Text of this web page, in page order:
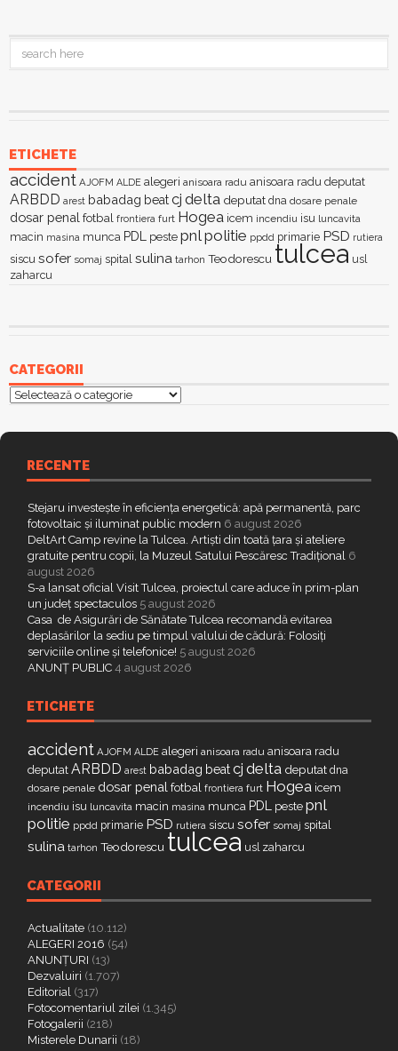
ETICHETE
accident AJOFM ALDE alegeri anisoara radu anisoara radu deputat
ARBDD arest babadag beatcj delta deputat dna dosare penale
dosar penal fotbal frontiera furt Hogea icem incendiu isu luncavita
macin masina munca PDL peste pnlpolitie ppdd primarie PSD rutiera
siscu sofer somaj spital sulina tarhon Teodorescu tulcea usl
zaharcu
CATEGORII
Categorii
RECENTE
Stejaru investește în eficiența energetică: apă permanentă, parc
fotovoltaic și iluminat public modern 6 august 2026
DeltArt Camp revine la Tulcea. Artiști din toată țara și ateliere
gratuite pentru copii, la Muzeul Satului Pescăresc Tradițional 6
august 2026
S-a lansat oficial Visit Tulcea, proiectul care aduce în prim-plan
un județ spectaculos 5 august 2026
Casa de Asigurări de Sănătate Tulcea recomandă evitarea
deplasărilor la sediu pe timpul valului de cădură: Folosiți
serviciile online și telefonice! 5 august 2026
ANUNȚ PUBLIC 4 august 2026
ETICHETE
accident AJOFM ALDE alegeri anisoara radu anisoara radu
deputat ARBDD arest babadag beatcj delta deputat dna
dosare penale dosar penal fotbal frontiera furt Hogea icem
incendiu isu luncavita macin masina munca PDL peste pnl
politie ppdd primarie PSD rutiera siscu sofer somaj spital
sulina tarhon Teodorescu tulcea usl zaharcu
CATEGORII
Actualitate (10.112)
ALEGERI 2016 (54)
ANUNȚURI (13)
Dezvaluiri (1.707)
Editorial (317)
Fotocomentariul zilei (1.345)
Fotogalerii (218)
Misterele Dunarii (18)